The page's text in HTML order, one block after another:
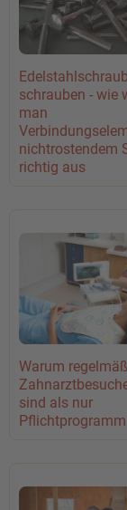
schrauben - wie
man
nichtrostendem
richtig aus
Warum
sind als nur
Pflichtprogramm